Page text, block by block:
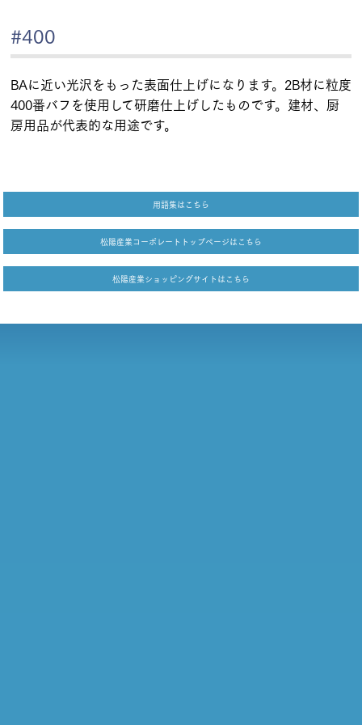
#400
BAに近い光沢をもった表面仕上げになります。2B材に粒度
400番バフを使用して研磨仕上げしたものです。建材、厨
房用品が代表的な用途です。
用語集はこちら
松陽産業コーポレートトップページはこちら
松陽産業ショッピングサイトはこちら